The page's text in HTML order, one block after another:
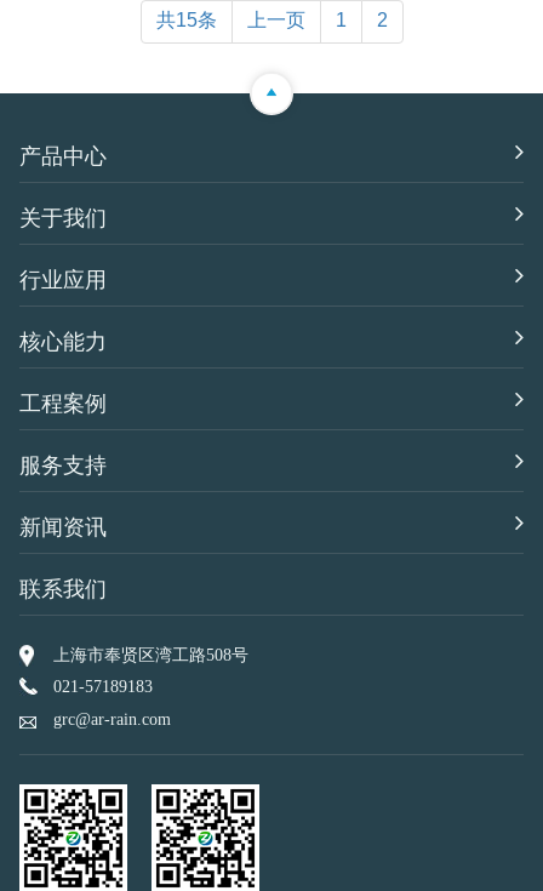
共15条 上一页 1 2
产品中心
关于我们
行业应用
核心能力
工程案例
服务支持
新闻资讯
联系我们
上海市奉贤区湾工路508号
021-57189183
grc@ar-rain.com